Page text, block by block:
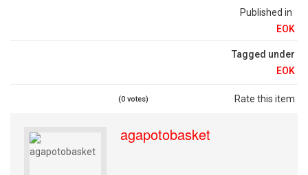
Published in
ΕΟΚ
Tagged under
ΕΟΚ
Rate this item
(0 votes)
agapotobasket